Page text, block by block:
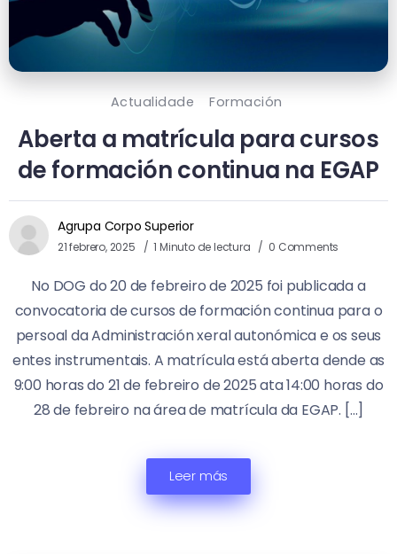
Actualidade Formación
Aberta a matrícula para cursos
de formación continua na EGAP
Agrupa Corpo Superior
21 febrero, 2025 1 Minuto de lectura 0 Comments
No DOG do 20 de febreiro de 2025 foi publicada a
convocatoria de cursos de formación continua para o
persoal da Administración xeral autonómica e os seus
entes instrumentais. A matrícula está aberta dende as
9:00 horas do 21 de febreiro de 2025 ata 14:00 horas do
28 de febreiro na área de matrícula da EGAP. […]
Leer más